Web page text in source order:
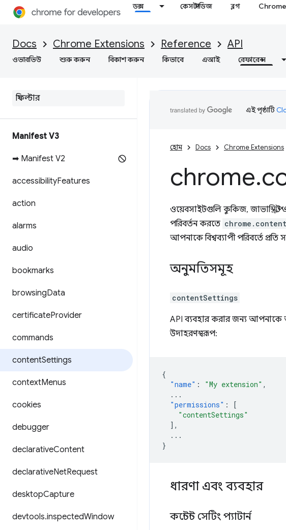
ডক্স কেস স্টাডিজ ব্লগ
Docs Chrome Extensions Reference API
ওভারভিউ শুরু করুন বিকাশ করুন কিভাবে এআই রেফারেন্স
Manifest V3
➡ Manifest V2
accessibilityFeatures
action
alarms
audio
bookmarks
browsingData
certificateProvider
commands
contentSettings
contextMenus
cookies
debugger
declarativeContent
declarativeNetRequest
desktopCapture
devtools.inspectedWindow
এই পৃষ্ঠাটি
হোম Docs Chrome Extensions
chrome.
ওয়েবসাইটগুলি কুকিজ, জাভাস্ক্রিপ্ট
পরিবর্তন করতে
আপনাকে বিশ্বব্যাপী পরিবর্তে
অনুমতিসমূহ
contentSettings
API ব্যবহার করার জন্য আপনাকে
উদাহরণস্বরূপ:
{
"name" : "My extension" ,
...
"permissions" :
[
"contentSettings"
],
...
}
ধারণা এবং ব্যবহার
কন্টেন্ট সেটিং প্যাটার্ন